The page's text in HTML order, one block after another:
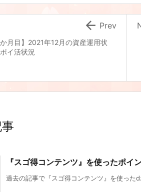
か月目】2021年12月の資産運用状
イ活状況
 Prev
『スゴ得コンテンツ』を使ったポイ
過去の記事で『スゴ得コンテンツ』を使った